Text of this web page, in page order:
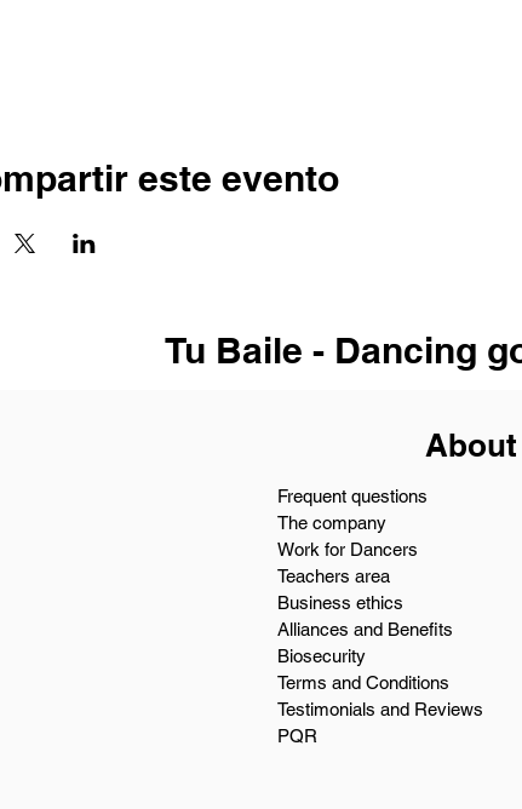
este evento
Tu Baile - Dancing
About
Frequent questions
The company
Work for Dancers
Teachers area
Business ethics
Alliances and Benefits
Biosecurity
Terms and Conditions
Testimonials and Reviews
PQR